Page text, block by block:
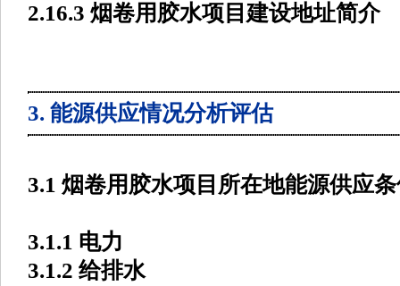
2.16.3 烟卷用胶水项目建设地址简介
3. 能源供应情况分析评估
3.1 烟卷用胶水项目所在地能源供应
3.1.1 电力
3.1.2 给排水